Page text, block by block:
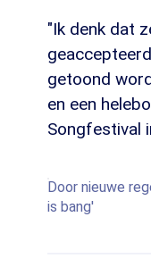
"Ik denk dat
getoond
en een
Songfestival
Door nieuwe
is bang'